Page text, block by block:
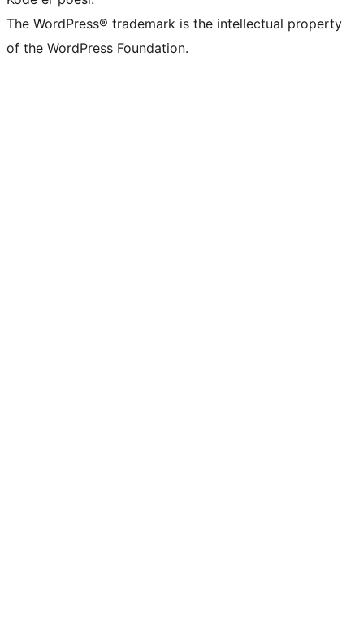
The WordPress® trademark is the intellectual property
of the WordPress Foundation.